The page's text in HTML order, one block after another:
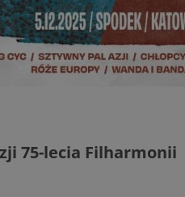
75-lecia Filharmonii